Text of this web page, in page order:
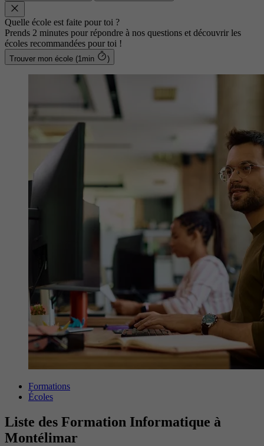
Quelle école est faite pour toi ?
Prends 2 minutes pour répondre à nos questions et découvrir les
écoles recommandées pour toi !
Trouver mon école (1min )
Formations
Écoles
Liste des Formation Informatique à
Montélimar